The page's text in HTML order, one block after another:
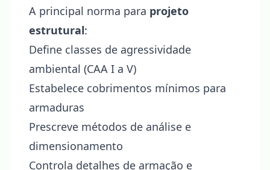
A principal norma para projeto
estrutural:
Define classes de agressividade
ambiental (CAA I a V)
Estabelece cobrimentos mínimos para
armaduras
Prescreve métodos de análise e
dimensionamento
Controla detalhes de armação e